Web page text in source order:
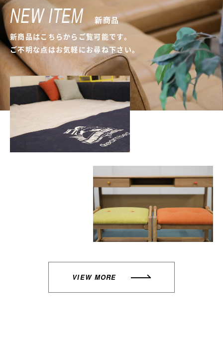
NEW ITEM 新商品
新商品はこちらからご覧可能です。
ご不明な点はお気軽にお尋ね下さい。
VIEW MORE